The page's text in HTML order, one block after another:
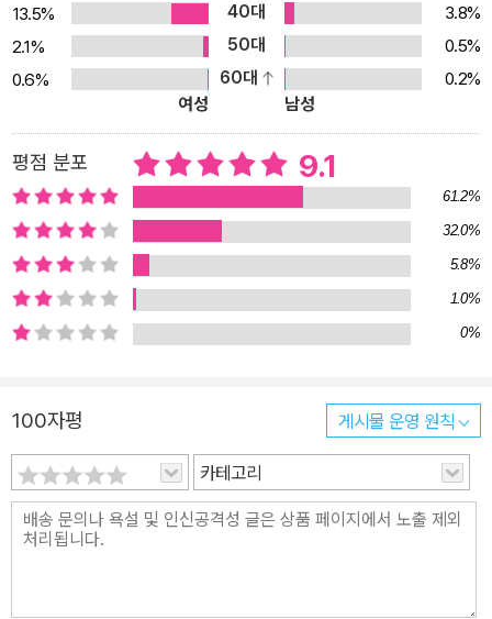
13.5%
40대
3.8%
2.1%
50대
0.5%
0.6%
60대
0.2%
여성
남성
평점 분포 9.1
61.2%
32.0%
5.8%
1.0%
0%
100자평 게시물 운영 원칙
카테고리